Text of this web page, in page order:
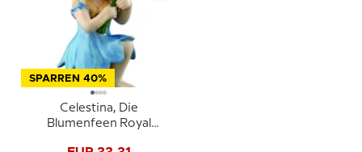
SPARREN 40%
Celestina, Die
Blumenfeen Royal